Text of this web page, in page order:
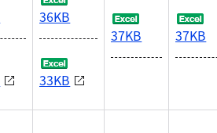
36KB
33KB
37KB 37KB